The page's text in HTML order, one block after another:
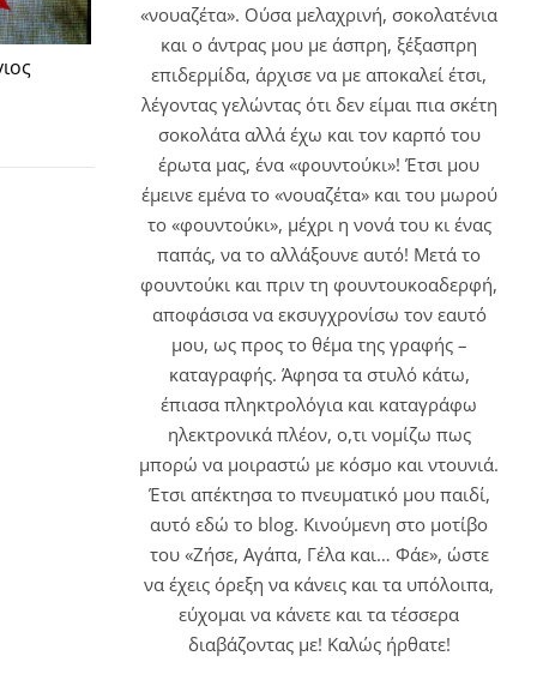
«νουαζέτα». Ούσα μελαχρινή, σοκολατένια
και ο άντρας μου με άσπρη, ξέξασπρη
επιδερμίδα, άρχισε να με αποκαλεί έτσι,
λέγοντας γελώντας ότι δεν είμαι πια σκέτη
σοκολάτα αλλά έχω και τον καρπό του
έρωτα μας, ένα «φουντούκι»! Έτσι μου
έμεινε εμένα το «νουαζέτα» και του μωρού
το «φουντούκι», μέχρι η νονά του κι ένας
παπάς, να το αλλάξουνε αυτό! Μετά το
φουντούκι και πριν τη φουντουκοαδερφή,
αποφάσισα να εκσυγχρονίσω τον εαυτό
μου, ως προς το θέμα της γραφής –
καταγραφής. Άφησα τα στυλό κάτω,
έπιασα πληκτρολόγια και καταγράφω
ηλεκτρονικά πλέον, ο,τι νομίζω πως
μπορώ να μοιραστώ με κόσμο και ντουνιά.
Έτσι απέκτησα το πνευματικό μου παιδί,
αυτό εδώ το blog. Κινούμενη στο μοτίβο
του «Ζήσε, Αγάπα, Γέλα και… Φάε», ώστε
να έχεις όρεξη να κάνεις και τα υπόλοιπα,
εύχομαι να κάνετε και τα τέσσερα
διαβάζοντας με! Καλώς ήρθατε!